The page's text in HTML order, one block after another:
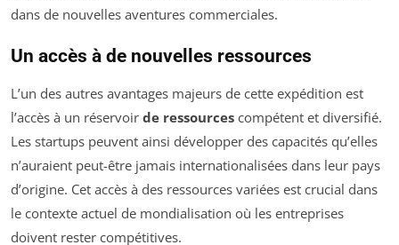
dans de nouvelles aventures commerciales.
Un accès à de nouvelles ressources
L’un des autres avantages majeurs de cette expédition est
l’accès à un réservoir de ressources compétent et diversifié.
Les startups peuvent ainsi développer des capacités qu’elles
n’auraient peut-être jamais internationalisées dans leur pays
d’origine. Cet accès à des ressources variées est crucial dans
le contexte actuel de mondialisation où les entreprises
doivent rester compétitives.